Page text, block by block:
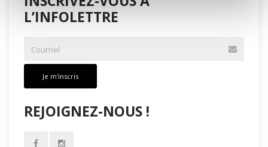
L’INFOLETTRE
Je m'inscris
REJOIGNEZ-NOUS !